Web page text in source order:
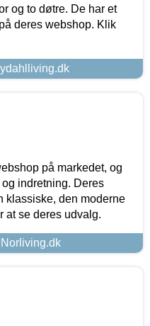
og to døtre. De har et
deres webshop. Klik
på markedet, og
indretning. Deres
klassiske, den moderne
at se deres udvalg.